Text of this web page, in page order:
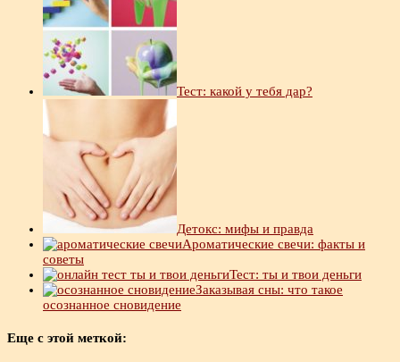
Тест: какой у тебя дар?
Детокс: мифы и правда
Ароматические свечи: факты и
советы
Тест: ты и твои деньги
Заказывая сны: что такое
осознанное сновидение
Еще с этой меткой: